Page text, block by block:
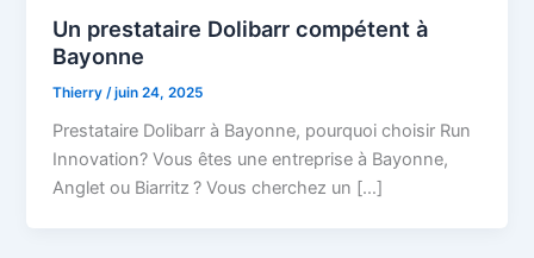
Un prestataire Dolibarr compétent à
Bayonne
Thierry /juin 24, 2025
Prestataire Dolibarr à Bayonne, pourquoi choisir Run
Innovation? Vous êtes une entreprise à Bayonne,
Anglet ou Biarritz ? Vous cherchez un […]